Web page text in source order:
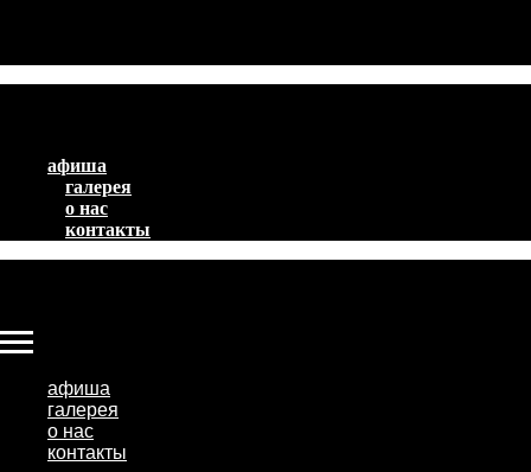
афиша
галерея
о нас
контакты
афиша
галерея
о нас
контакты